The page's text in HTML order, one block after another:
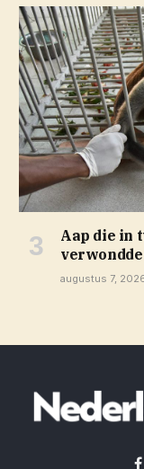
Aap die in
augustus 7,